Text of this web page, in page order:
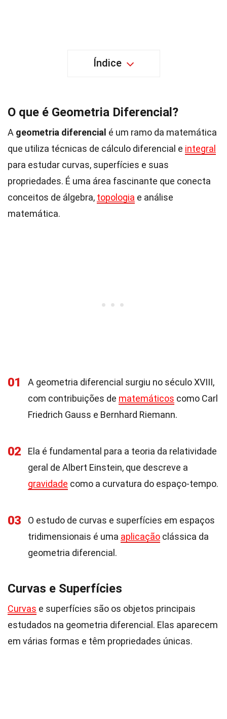
Índice
O que é Geometria Diferencial?
A geometria diferencial é um ramo da matemática
que utiliza técnicas de cálculo diferencial e integral
para estudar curvas, superfícies e suas
propriedades. É uma área fascinante que conecta
conceitos de álgebra, topologia e análise
matemática.
01
A geometria diferencial surgiu no século XVIII,
com contribuições de matemáticos como Carl
Friedrich Gauss e Bernhard Riemann.
02
Ela é fundamental para a teoria da relatividade
geral de Albert Einstein, que descreve a
gravidade como a curvatura do espaço-tempo.
03
O estudo de curvas e superfícies em espaços
tridimensionais é uma aplicação clássica da
geometria diferencial.
Curvas e Superfícies
Curvas e superfícies são os objetos principais
estudados na geometria diferencial. Elas aparecem
em várias formas e têm propriedades únicas.